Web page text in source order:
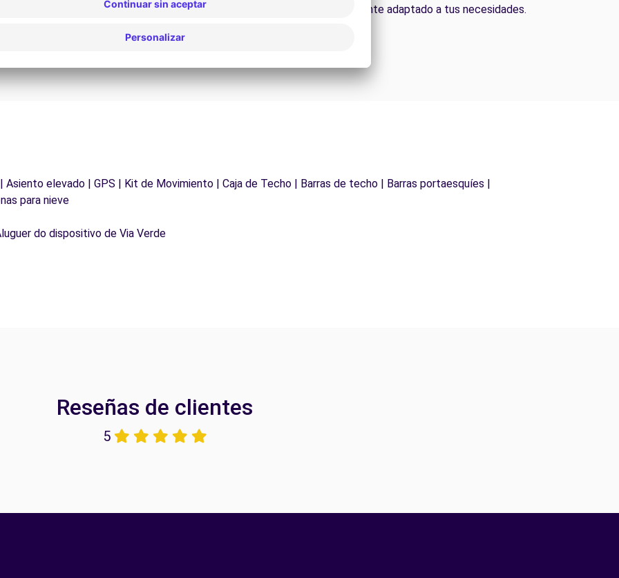
para garantizar un viaje sin interrupciones.
perfectamente adaptado a tus necesidades.
elevado | GPS | Kit de Movimiento | Caja de Techo | Barras de techo | Barras portaesquíes |
para nieve
do dispositivo de Via Verde
Reseñas de clientes
5